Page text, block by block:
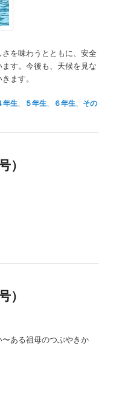
を味わうとともに、安全
す。今後も、天候を見な
ます。
年生 ５年生 ６年生
その
）
）
ある祖母のつぶやきか